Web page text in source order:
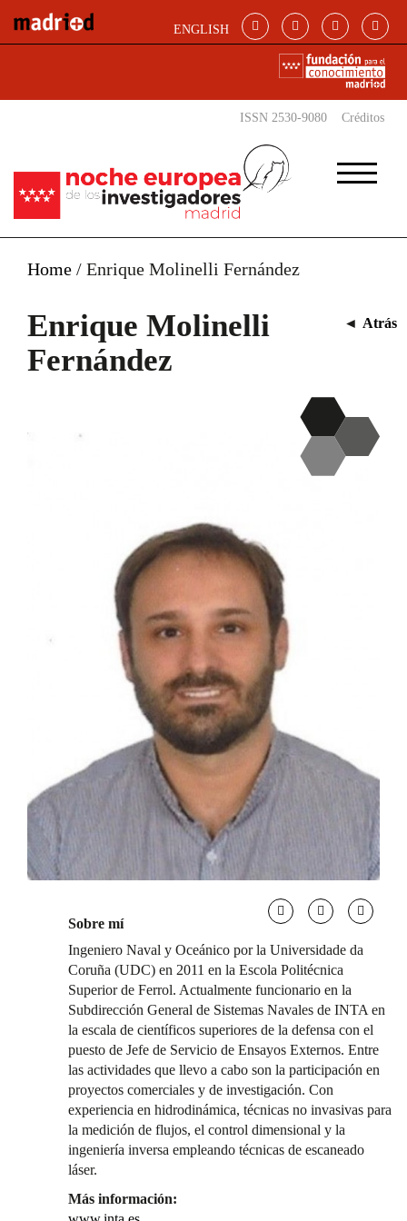
ENGLISH
ISSN 2530-9080 Créditos
Home / Enrique Molinelli Fernández
Enrique Molinelli
Fernández
◄ Atrás
Sobre mí
Ingeniero Naval y Oceánico por la Universidade da
Coruña (UDC) en 2011 en la Escola Politécnica
Superior de Ferrol. Actualmente funcionario en la
Subdirección General de Sistemas Navales de INTA en
la escala de científicos superiores de la defensa con el
puesto de Jefe de Servicio de Ensayos Externos. Entre
las actividades que llevo a cabo son la participación en
proyectos comerciales y de investigación. Con
experiencia en hidrodinámica, técnicas no invasivas para
la medición de flujos, el control dimensional y la
ingeniería inversa empleando técnicas de escaneado
láser.
Más información: